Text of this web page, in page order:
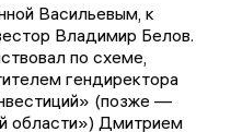
Васильевым, к
Владимир Белов.
по схеме,
гендиректора
(позже —
области») Дмитрием